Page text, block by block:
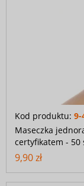
Kod produktu: 9-
Maseczka
certyfikatem - 50
9,90 zł